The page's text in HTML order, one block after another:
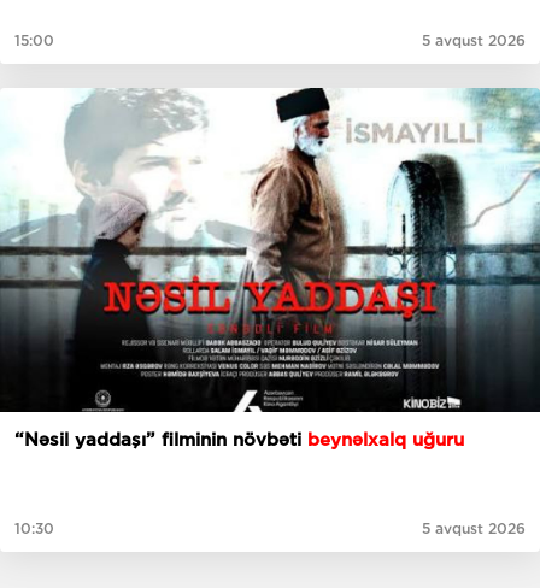
15:00 5 avqust 2026
“Nəsil yaddaşı” filminin növbəti beynəlxalq uğuru
10:30 5 avqust 2026